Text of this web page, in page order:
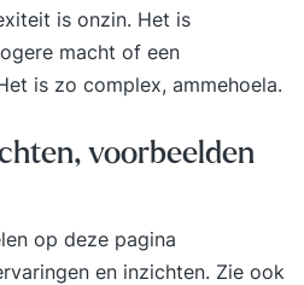
is onzin. Het is
macht of een
is zo complex, ammehoela.
voorbeelden
op deze pagina
en inzichten. Zie ook